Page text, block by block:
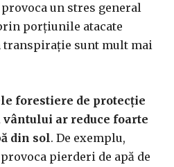
un stres general
porţiunile atacate
transpiraţie sunt mult mai
forestiere de protecţie
ar reduce foarte
din sol. De exemplu,
pierderi de apă de